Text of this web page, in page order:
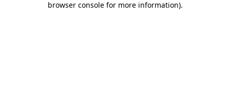
browser console for more information).